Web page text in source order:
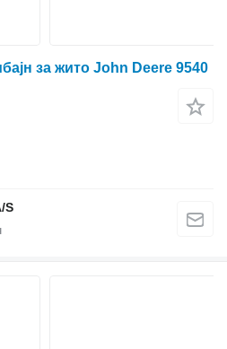
за жито John Deere 9540
S